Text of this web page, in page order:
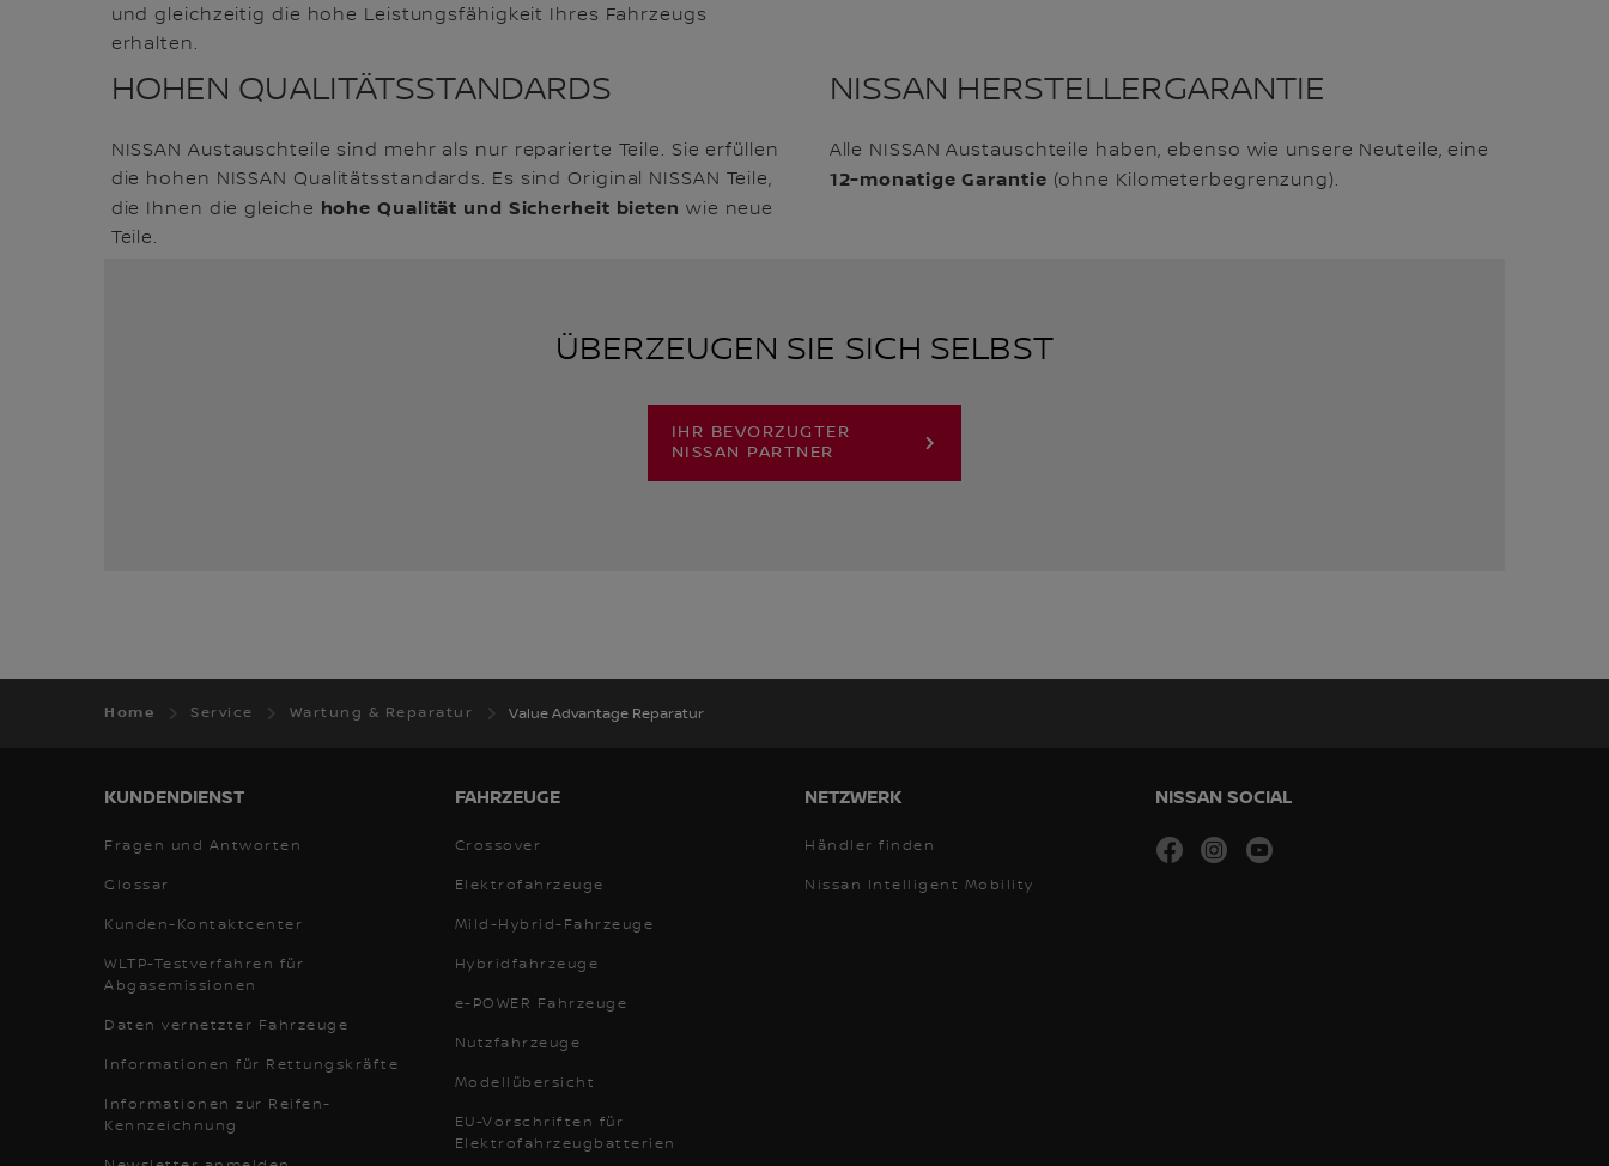
und gleichzeitig die hohe Leistungsfähigkeit Ihres Fahrzeugs
erhalten.
HOHEN QUALITÄTSSTANDARDS
NISSAN Austauschteile sind mehr als nur reparierte Teile. Sie erfüllen
die hohen NISSAN Qualitätsstandards. Es sind Original NISSAN Teile,
die Ihnen die gleiche hohe Qualität und Sicherheit bieten wie neue
Teile.
NISSAN HERSTELLERGARANTIE
Alle NISSAN Austauschteile haben, ebenso wie unsere Neuteile, eine
12-monatige Garantie (ohne Kilometerbegrenzung).
ÜBERZEUGEN SIE SICH SELBST
IHR BEVORZUGTER
NISSAN PARTNER
Home Service Wartung & Reparatur Value Advantage Reparatur
KUNDENDIENST
Fragen und Antworten
Glossar
Kunden-Kontaktcenter
WLTP-Testverfahren für
Abgasemissionen
Daten vernetzter Fahrzeuge
Informationen für Rettungskräfte
Informationen zur Reifen-
Kennzeichnung
FAHRZEUGE
Crossover
Elektrofahrzeuge
Mild-Hybrid-Fahrzeuge
Hybridfahrzeuge
e-POWER Fahrzeuge
Nutzfahrzeuge
Modellübersicht
EU-Vorschriften für
Elektrofahrzeugbatterien
NETZWERK
Händler finden
Nissan Intelligent Mobility
NISSAN SOCIAL
facebookinstagram